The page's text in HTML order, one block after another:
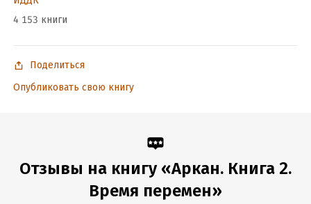
Год издания:
Дата поступления:
4 153 книги
Поделиться
Опубликовать свою книгу
Отзывы на книгу «Аркан. Книга 2.
Время перемен»